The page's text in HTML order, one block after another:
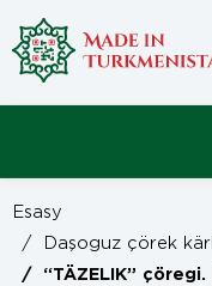
Esasy
/
Daşoguz çörek
/ “TÄZELIK”